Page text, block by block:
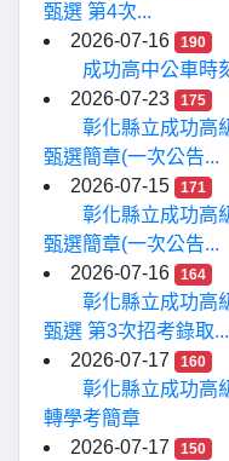
甄選 第4次...
2026-07-16
190
成功高中公車時
2026-07-23
175
彰化縣立成功高
甄選簡章(一次公告...
2026-07-15
171
彰化縣立成功高
甄選簡章(一次公告...
2026-07-16
164
彰化縣立成功高
甄選 第3次招考錄取...
2026-07-17
160
彰化縣立成功高
轉學考簡章
2026-07-17
150